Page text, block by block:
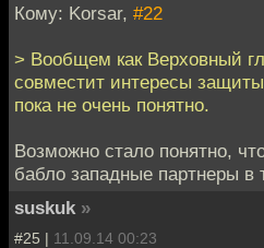
Кому: Korsar, #22
> Вообщем как Верховный
совместит интересы
пока не очень понятно.
Возможно стало понятно,
бабло западные партнеры в
suskuk »
#25 | 11.09.14 00:23